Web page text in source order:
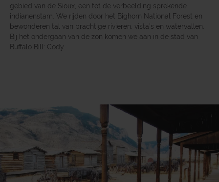
gebied van de Sioux, een tot de verbeelding sprekende
indianenstam. We rijden door het Bighorn National Forest en
bewonderen tal van prachtige rivieren, vista’s en watervallen.
Bij het ondergaan van de zon komen we aan in de stad van
Buffalo Bill: Cody.